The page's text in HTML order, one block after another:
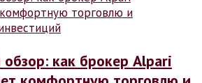
как брокер Alpari